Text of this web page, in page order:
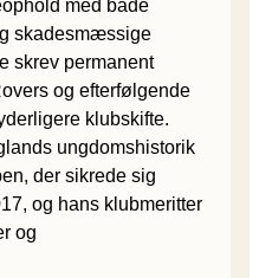
med både
skadesmæssige
skrev permanent
og efterfølgende
klubskifte.
ungdomshistorik
der sikrede sig
og hans klubmeritter
og